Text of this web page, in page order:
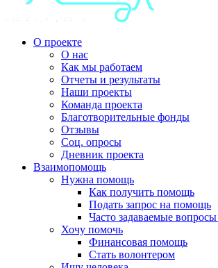
О проекте
О нас
Как мы работаем
Отчеты и результаты
Наши проекты
Команда проекта
Благотворительные фонды
Отзывы
Соц. опросы
Дневник проекта
Взаимопомощь
Нужна помощь
Как получить помощь
Подать запрос на помощь
Часто задаваемые
Хочу помочь
Финансовая помощь
Стать волонтером